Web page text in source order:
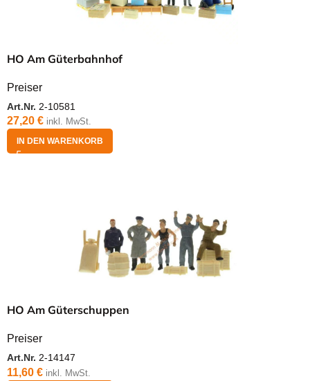
HO Am Güterbahnhof
Preiser
Art.Nr. 2-10581
27,20 € inkl. MwSt.
IN DEN WARENKORB
HO Am Güterschuppen
Preiser
Art.Nr. 2-14147
11,60 € inkl. MwSt.